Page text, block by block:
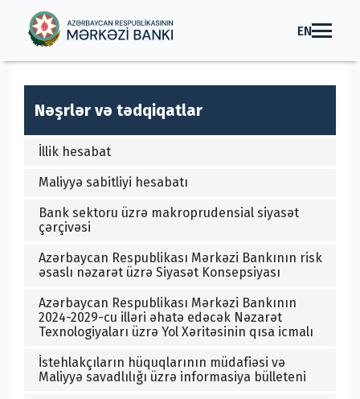
EN
Nəşrlər və tədqiqatlar
İllik hesabat
Maliyyə sabitliyi hesabatı
Bank sektoru üzrə makroprudensial siyasət
çərçivəsi
Azərbaycan Respublikası Mərkəzi Bankının risk
əsaslı nəzarət üzrə Siyasət Konsepsiyası
Azərbaycan Respublikası Mərkəzi Bankının
2024-2029-cu illəri əhatə edəcək Nəzarət
Texnologiyaları üzrə Yol Xəritəsinin qısa icmalı
İstehlakçıların hüquqlarının müdafiəsi və
Maliyyə savadlılığı üzrə informasiya bülleteni